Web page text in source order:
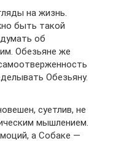
на жизнь.
быть такой
об
Обезьяне же
Обезьяну.
суетлив, не
мышлением.
а Собаке —